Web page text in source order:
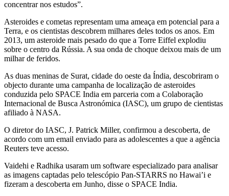
concentrar nos estudos”.
Asteroides e cometas representam uma ameaça em potencial para a
Terra, e os cientistas descobrem milhares deles todos os anos. Em
2013, um asteroide mais pesado do que a Torre Eiffel explodiu
sobre o centro da Rússia. A sua onda de choque deixou mais de um
milhar de feridos.
As duas meninas de Surat, cidade do oeste da Índia, descobriram o
objecto durante uma campanha de localização de asteroides
conduzida pelo SPACE India em parceria com a Colaboração
Internacional de Busca Astronómica (IASC), um grupo de cientistas
afiliado à NASA.
O diretor do IASC, J. Patrick Miller, confirmou a descoberta, de
acordo com um email enviado para as adolescentes a que a agência
Reuters teve acesso.
Vaidehi e Radhika usaram um software especializado para analisar
as imagens captadas pelo telescópio Pan-STARRS no Hawai’i e
fizeram a descoberta em Junho, disse o SPACE India.